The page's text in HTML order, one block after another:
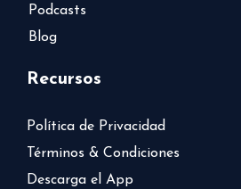
Podcasts
Blog
Recursos
Política de Privacidad
Términos & Condiciones
Descarga el App